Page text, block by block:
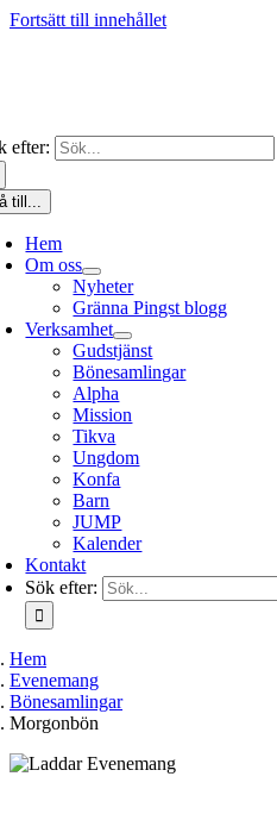
Fortsätt till innehållet
efter:
till...
Hem
Om oss
Nyheter
Gränna Pingst blogg
Verksamhet
Gudstjänst
Bönesamlingar
Alpha
Mission
Tikva
Ungdom
Konfa
Barn
JUMP
Kalender
Kontakt
Sök efter:
Hem
Evenemang
Bönesamlingar
Morgonbön